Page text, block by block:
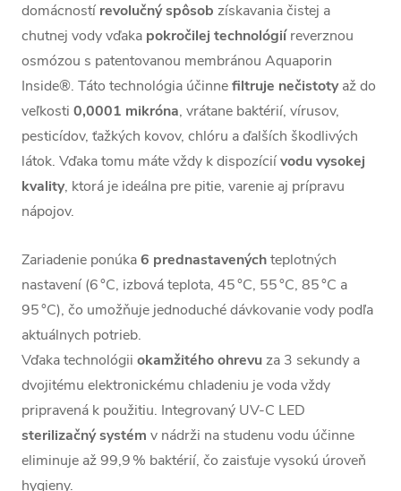
domácností revolučnýspôsob získavania čistej a
chutnej vody vďaka pokročilej technológiíreverznou
osmózou s patentovanou membránou Aquaporin
Inside®. Táto technológia účinnefiltruje nečistotyaž do
veľkosti 0,0001 mikróna, vrátane baktérií, vírusov,
pesticídov, ťažkých kovov, chlóru a ďalších škodlivých
látok. Vďaka tomu máte vždy k dispozíciívodu vysokej
kvality, ktorá je ideálna pre pitie, varenie aj prípravu
nápojov.
Zariadenie ponúka6 prednastavenýchteplotných
nastavení (6 °C, izbová teplota, 45 °C, 55 °C, 85 °C a
95 °C), čo umožňuje jednoduché dávkovanie vody podľa
aktuálnych potrieb.
Vďaka technológii okamžitéhoohrevuza 3 sekundy a
dvojitému elektronickému chladeniu je voda vždy
pripravená k použitiu. Integrovaný UV-C LED
sterilizačnýsystém v nádrži na studenu vodu účinne
eliminuje až 99,9 % baktérií, čo zaisťuje vysokú úroveň
hygieny.